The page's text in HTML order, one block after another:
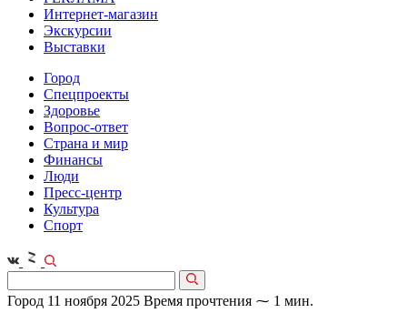
Интернет-магазин
Экскурсии
Выставки
Город
Спецпроекты
Здоровье
Вопрос-ответ
Страна и мир
Финансы
Люди
Пресс-центр
Культура
Спорт
Город 11 ноября 2025 Время прочтения ⁓ 1 мин.